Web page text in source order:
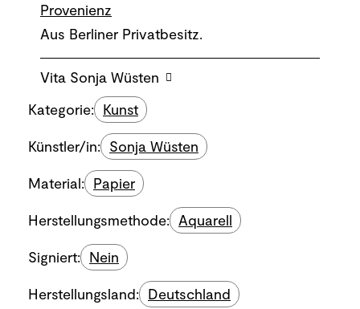
Provenienz
Aus Berliner Privatbesitz.
Vita Sonja Wüsten
Kategorie: Kunst
Künstler/in: Sonja Wüsten
Material: Papier
Herstellungsmethode: Aquarell
Signiert: Nein
Herstellungsland: Deutschland